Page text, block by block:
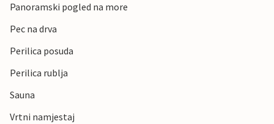
Panoramski pogled na more
Pec na drva
Perilica posuda
Perilica rublja
Sauna
Vrtni namjestaj